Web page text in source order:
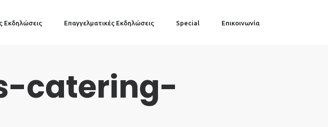
Εκδηλώσεις Επαγγελματικές Εκδηλώσεις Special Επικοινωνία
catering-